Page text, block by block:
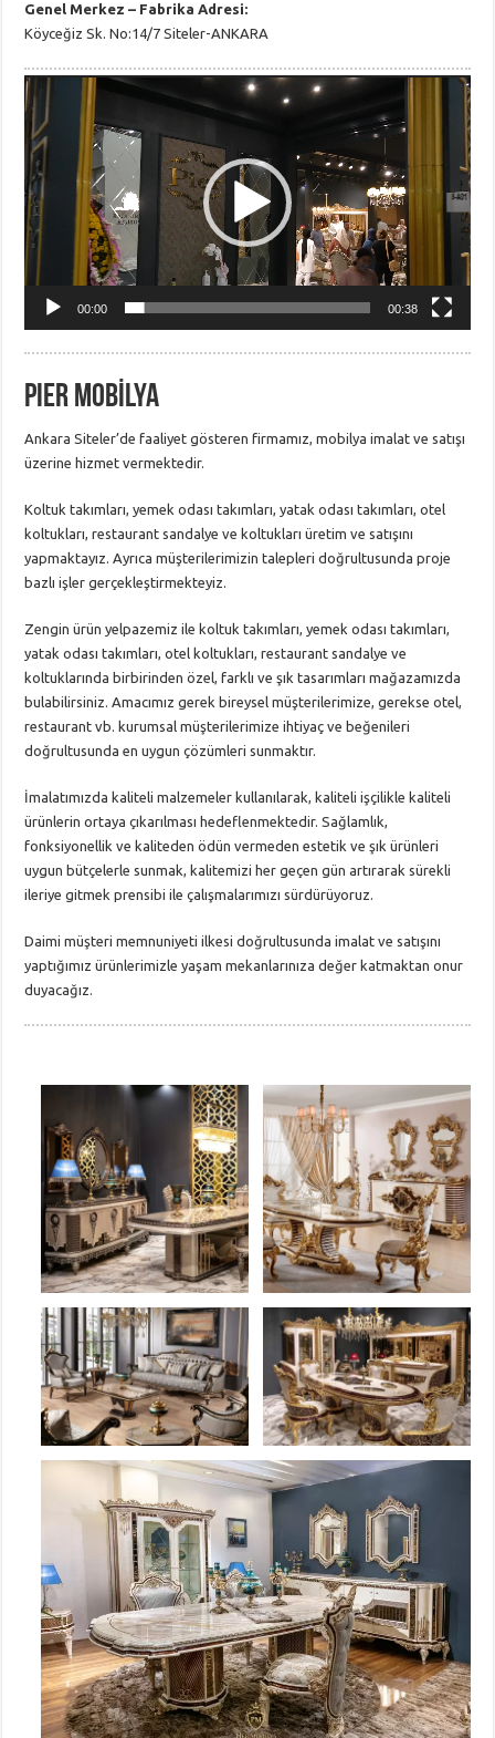
Genel Merkez – Fabrika Adresi:
Köyceğiz Sk. No:14/7 Siteler-ANKARA
Video
Player
00:00 00:38
PIER MOBİLYA
Ankara Siteler’de faaliyet gösteren firmamız, mobilya imalat ve satışı
üzerine hizmet vermektedir.
Koltuk takımları, yemek odası takımları, yatak odası takımları, otel
koltukları, restaurant sandalye ve koltukları üretim ve satışını
yapmaktayız. Ayrıca müşterilerimizin talepleri doğrultusunda proje
bazlı işler gerçekleştirmekteyiz.
Zengin ürün yelpazemiz ile koltuk takımları, yemek odası takımları,
yatak odası takımları, otel koltukları, restaurant sandalye ve
koltuklarında birbirinden özel, farklı ve şık tasarımları mağazamızda
bulabilirsiniz. Amacımız gerek bireysel müşterilerimize, gerekse otel,
restaurant vb. kurumsal müşterilerimize ihtiyaç ve beğenileri
doğrultusunda en uygun çözümleri sunmaktır.
İmalatımızda kaliteli malzemeler kullanılarak, kaliteli işçilikle kaliteli
ürünlerin ortaya çıkarılması hedeflenmektedir. Sağlamlık,
fonksiyonellik ve kaliteden ödün vermeden estetik ve şık ürünleri
uygun bütçelerle sunmak, kalitemizi her geçen gün artırarak sürekli
ileriye gitmek prensibi ile çalışmalarımızı sürdürüyoruz.
Daimi müşteri memnuniyeti ilkesi doğrultusunda imalat ve satışını
yaptığımız ürünlerimizle yaşam mekanlarınıza değer katmaktan onur
duyacağız.